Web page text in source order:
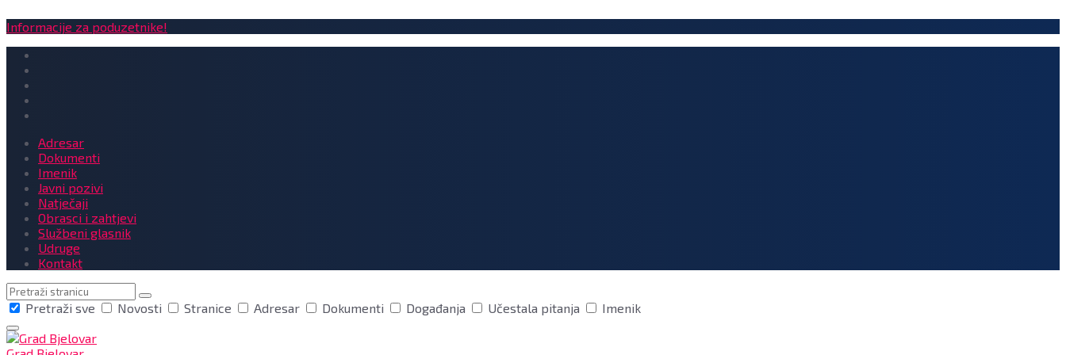
Informacije za poduzetnike!
Adresar
Dokumenti
Imenik
Javni pozivi
Natječaji
Obrasci i zahtjevi
Službeni glasnik
Udruge
Kontakt
Pretraga
Pretraži sve
Novosti Stranice Adresar Dokumenti Događanja Učestala pitanja Imenik